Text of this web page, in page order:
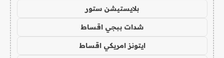
بلايستيشن ستور
شدات ببجي اقساط
ايتونز امريكي اقساط